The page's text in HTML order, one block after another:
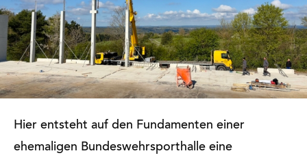
Hier entsteht auf den Fundamenten einer
ehemaligen Bundeswehrsporthalle eine